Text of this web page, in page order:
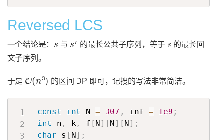
Reversed LCS
一个结论是： 与
r
的最长公共子序列，等于
的最长回
文子序列。
于是
O( 3)
的区间 DP 即可，记搜的写法非常简洁。
const int N = 307 , inf = 1e9 ;
int n , k, f [ N] [ N] [ N] ;
char s [ N] ;